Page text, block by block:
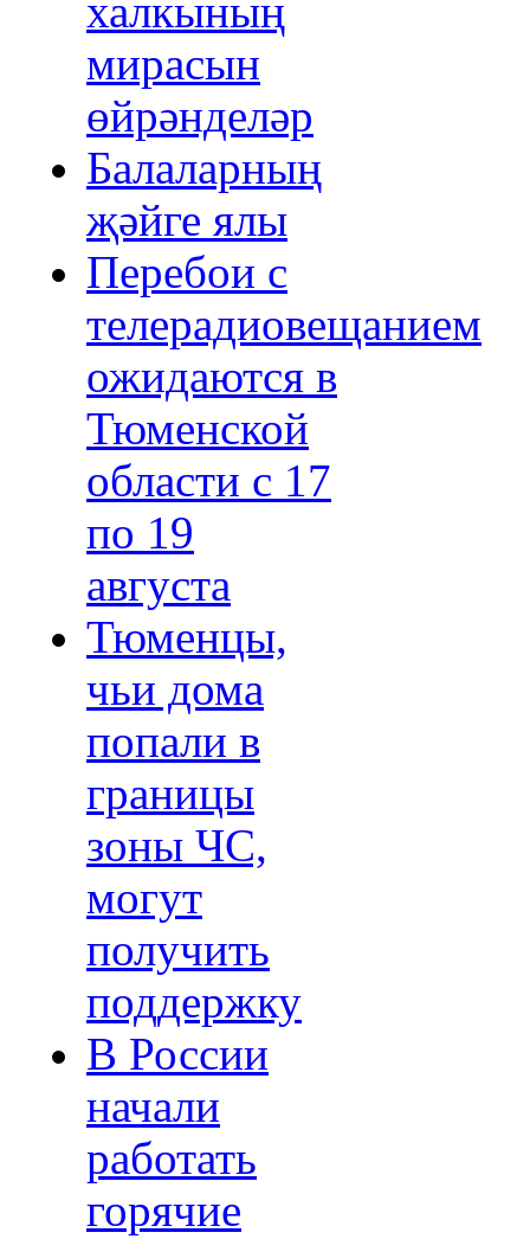
халкының
мирасын
өйрәнделәр
Балаларның
җәйге ялы
Перебои с
телерадиовещанием
ожидаются в
Тюменской
области с 17
по 19
августа
Тюменцы,
чьи дома
попали в
границы
зоны ЧС,
могут
получить
поддержку
В России
начали
работать
горячие